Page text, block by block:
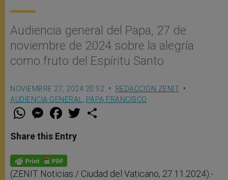
Audiencia general del Papa, 27 de
noviembre de 2024 sobre la alegría
como fruto del Espíritu Santo
NOVIEMBRE 27, 2024 20:52
REDACCIÓN ZENIT
AUDIENCIA GENERAL
PAPA FRANCISCO
W
t
s
p
p
M
e
s
e
g
e
r
F
a
e
b
o
k
w
Share this Entry
(ZENIT Noticias / Ciudad del Vaticano, 27.11.2024).-